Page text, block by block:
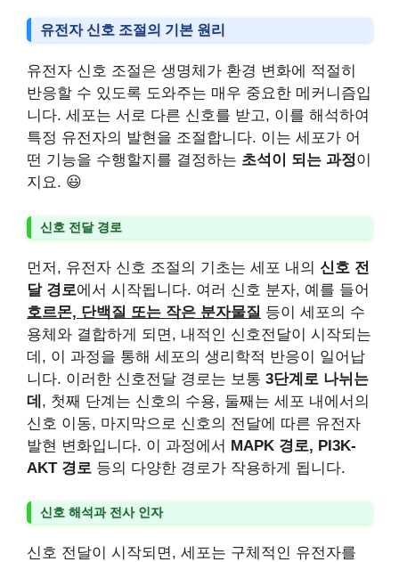
유전자 신호 조절의 기본 원리
유전자 신호 조절은 생명체가 환경 변화에 적절히
반응할 수 있도록 도와주는 매우 중요한 메커니즘입
니다. 세포는 서로 다른 신호를 받고, 이를 해석하여
특정 유전자의 발현을 조절합니다. 이는 세포가 어
떤 기능을 수행할지를 결정하는 초석이 되는 과정이
지요. 😃
신호 전달 경로
먼저, 유전자 신호 조절의 기초는 세포 내의 신호 전
달 경로에서 시작됩니다. 여러 신호 분자, 예를 들어
호르몬, 단백질 또는 작은 분자물질 등이 세포의 수
용체와 결합하게 되면, 내적인 신호전달이 시작되는
데, 이 과정을 통해 세포의 생리학적 반응이 일어납
니다. 이러한 신호전달 경로는 보통 3단계로 나뉘는
데 , 첫째 단계는 신호의 수용, 둘째는 세포 내에서의
신호 이동, 마지막으로 신호의 전달에 따른 유전자
발현 변화입니다. 이 과정에서 MAPK 경로, PI3K-
AKT 경로 등의 다양한 경로가 작용하게 됩니다.
신호 해석과 전사 인자
신호 전달이 시작되면, 세포는 구체적인 유전자를